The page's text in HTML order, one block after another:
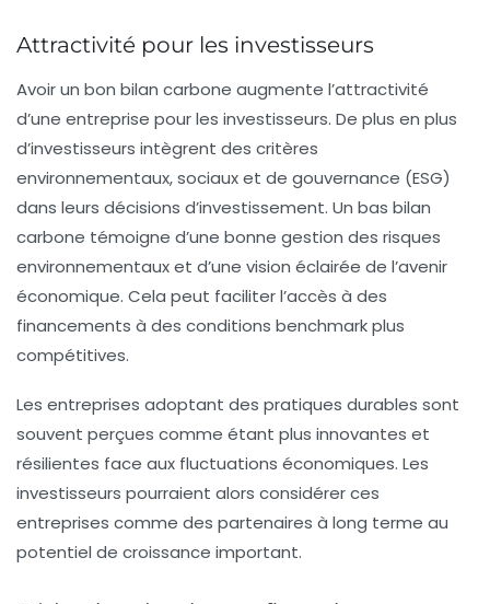
Attractivité pour les investisseurs
Avoir un bon bilan carbone augmente l’attractivité
d’une entreprise pour les investisseurs. De plus en plus
d’investisseurs intègrent des critères
environnementaux, sociaux et de gouvernance (ESG)
dans leurs décisions d’investissement. Un bas bilan
carbone témoigne d’une bonne gestion des risques
environnementaux et d’une vision éclairée de l’avenir
économique. Cela peut faciliter l’accès à des
financements à des conditions benchmark plus
compétitives.
Les entreprises adoptant des pratiques durables sont
souvent perçues comme étant plus innovantes et
résilientes face aux fluctuations économiques. Les
investisseurs pourraient alors considérer ces
entreprises comme des partenaires à long terme au
potentiel de croissance important.